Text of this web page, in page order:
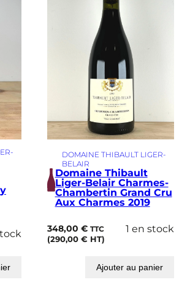
DOMAINE THIBAULT LIGER-
BELAIR
Domaine Thibault
Liger-Belair Charmes-
Chambertin Grand Cru
Aux Charmes 2019
348,00 € TTC
(290,00 €HT)
1 en stock
Ajouter au panier